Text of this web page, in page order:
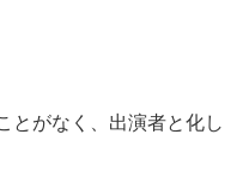
とがなく、出演者と化し